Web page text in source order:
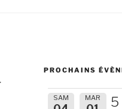
PROCHAINS
SAM MAR
5